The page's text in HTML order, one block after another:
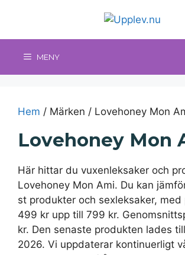
innehåll
MENY
Hem / Märken / Lovehoney Mon
Lovehoney Mon
Här hittar du vuxenleksaker och
Lovehoney Mon Ami. Du kan
st produkter och sexleksaker, med
499 kr upp till 799 kr.
kr. Den senaste produkten lades
2026. Vi uppdaterar kontinuerligt